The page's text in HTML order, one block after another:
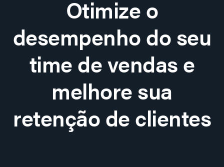
Otimize o
desempenho do seu
time de vendas e
melhore sua
retenção de clientes